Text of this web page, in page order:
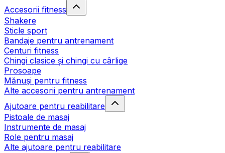
Accesorii fitness
Shakere
Sticle sport
Bandaje pentru antrenament
Centuri fitness
Chingi clasice și chingi cu cârlige
Prosoape
Mănuși pentru fitness
Alte accesorii pentru antrenament
Ajutoare pentru reabilitare
Pistoale de masaj
Instrumente de masaj
Role pentru masaj
Alte ajutoare pentru reabilitare